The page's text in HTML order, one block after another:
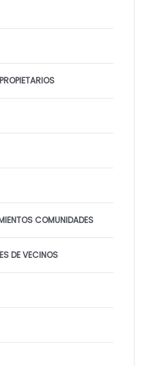
COMUNIDADES
DE VECINOS